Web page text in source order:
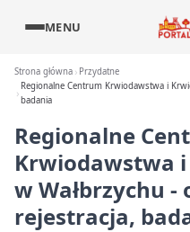
MENU
Strona główna
Przydatne
Regionalne Centrum Krwiodawstwa i
badania
Regionalne
Krwiodawstwa
w Wałbrzychu -
rejestracja,